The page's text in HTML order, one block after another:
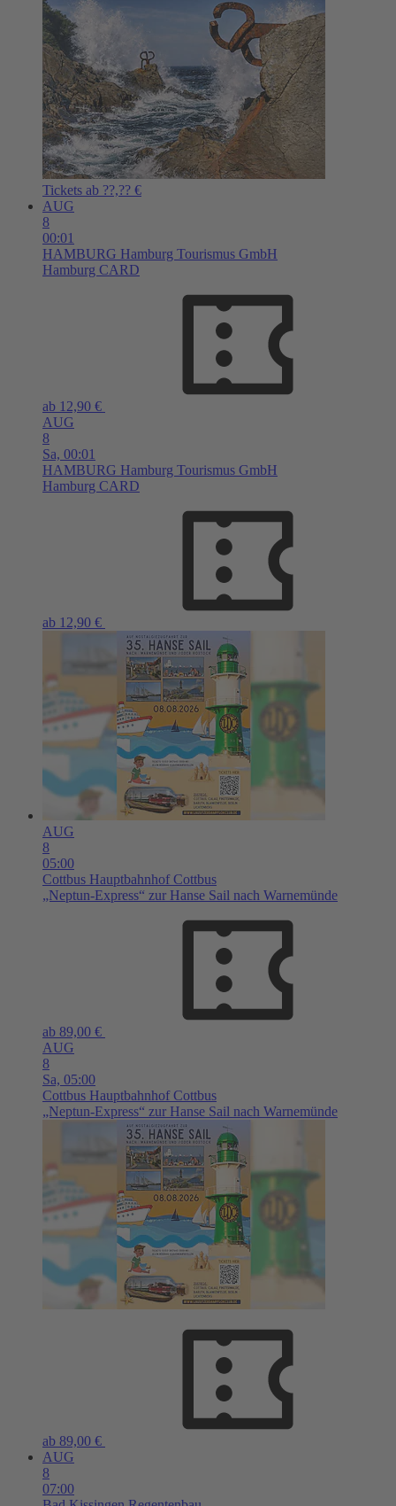
Tickets ab ??,?? €
AUG
8
00:01
HAMBURG Hamburg Tourismus GmbH
Hamburg CARD
ab 12,90 €
AUG
8
Sa, 00:01
HAMBURG Hamburg Tourismus GmbH
Hamburg CARD
ab 12,90 €
AUG
8
05:00
Cottbus Hauptbahnhof Cottbus
„Neptun-Express“ zur Hanse Sail nach Warnemünde
ab 89,00 €
AUG
8
Sa, 05:00
Cottbus Hauptbahnhof Cottbus
„Neptun-Express“ zur Hanse Sail nach Warnemünde
ab 89,00 €
AUG
8
07:00